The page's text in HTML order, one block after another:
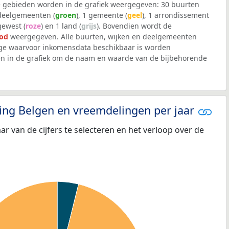
worden in de grafiek weergegeven: 30 buurten
(groen), 1 gemeente (geel), 1 arrondissement
(roze) en 1 land (grijs). Bovendien wordt de
weergegeven. Alle buurten, wijken en deelgemeenten
waarvoor inkomensdata beschikbaar is worden
in de grafiek om de naam en waarde van de bijbehorende
Belgen en vreemdelingen per jaar
van de cijfers te selecteren en het verloop over de